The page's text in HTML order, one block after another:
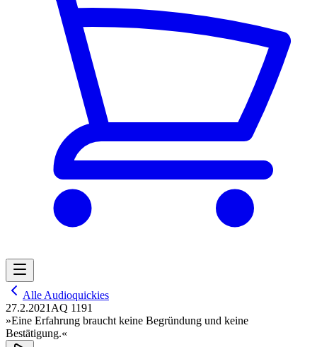
Alle Audioquickies
27.2.2021 AQ 1191
»Eine Erfahrung braucht keine Begründung und keine
Bestätigung.«